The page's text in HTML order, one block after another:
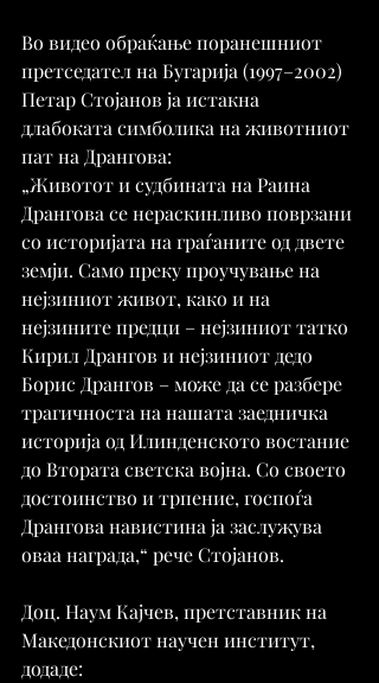
Во видео обраќање поранешниот
претседател на Бугарија (1997–2002)
Петар Стојанов ја истакна
длабоката симболика на животниот
пат на Дрангова:
„Животот и судбината на Раина
Дрангова се нераскинливо поврзани
со историјата на граѓаните од двете
земји. Само преку проучување на
нејзиниот живот, како и на
нејзините предци – нејзиниот татко
Кирил Дрангов и нејзиниот дедо
Борис Дрангов – може да се разбере
трагичноста на нашата заедничка
историја од Илинденското востание
до Втората светска војна. Со своето
достоинство и трпение, госпоѓа
Дрангова навистина ја заслужува
оваа награда,“ рече Стојанов.
Доц. Наум Кајчев, претставник на
Македонскиот научен институт,
додаде: